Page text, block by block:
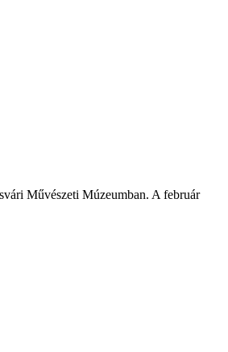
Művészeti Múzeumban. A február